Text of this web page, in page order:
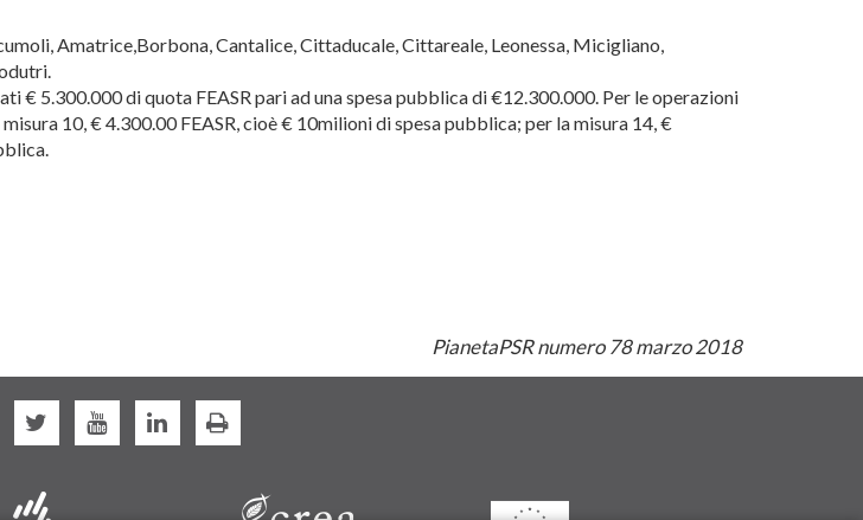
Amatrice,Borbona, Cantalice, Cittaducale, Cittareale, Leonessa, Micigliano,
5.300.000 di quota FEASR pari ad una spesa pubblica di €12.300.000. Per le operazioni
10, € 4.300.00 FEASR, cioè € 10milioni di spesa pubblica; per la misura 14, €
PianetaPSR numero 78 marzo 2018